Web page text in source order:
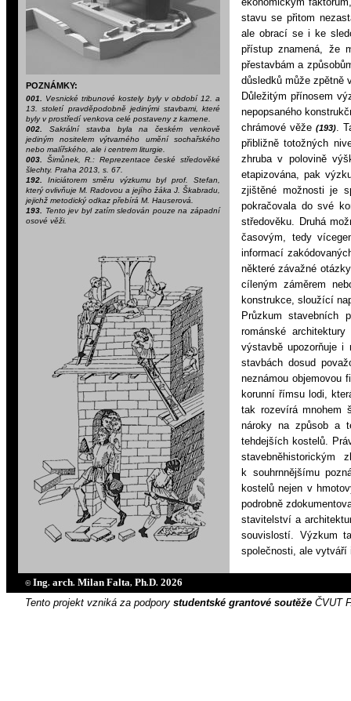
POZNÁMKY:
001.
Vesnické tribunové kostely byly v období 12. a
13. století pravděpodobně jedinými stavbami, které
byly v prostředí venkova celé postaveny z kamene.
002.
Sakrální stavba byla na českém venkově
jediným nositelem výtvarného umění sochařského
nebo malířského, ale i centrem liturgie.
003.
Šimůnek, R.: Reprezentace české středověké
šlechty. Praha 2013, s. 67.
192.
Iniciátorem směru výzkumu byl prof. Stefan,
který ovlivňuje M. Radovou a jejího žáka J. Škabradu,
jejichž metodický odkaz přebírá M. Hauserová.
193.
Tento jev byl zatím sledován pouze na západní
osové věži.
stavu se přitom
ale obrací se i ke
přístup znamená, že
přestavbám a
důsledků může zpětně
Důležitým přínosem
nepopsaného
chrámové věže(193).
přibližně totožných
zhruba v polovině
etapizována, pak
zjištěné možnosti je
pokračovala do své
středověku. Druhá
časovým, tedy
informací
některé závažné
cíleným záměrem
konstrukce, sloužící
Průzkum stavebních
románské
výstavbě upozorňuje
stavbách dosud
neznámou objemovou
korunní římsu lodi,
tak rozevírá mnohem
nároky na způsob a
tehdejších kostelů.
stavebněhistorickým
k souhrnnějšímu
kostelů nejen v
podrobně
stavitelství a
souvislostí. Výzkum
společnosti, ale vytváří
©Ing. arch. Milan Falta, Ph.D. 2026
Tento projekt vzniká za podpory studentské grantové soutěže ČVUT